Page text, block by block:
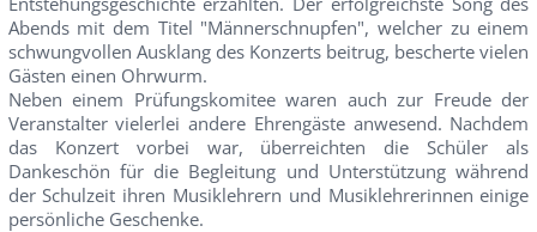
Abends mit dem Titel "Männerschnupfen", welcher zu einem
schwungvollen Ausklang des Konzerts beitrug, bescherte vielen
Gästen einen Ohrwurm.
Neben einem Prüfungskomitee waren auch zur Freude der
Veranstalter vielerlei andere Ehrengäste anwesend. Nachdem
das Konzert vorbei war, überreichten die Schüler als
Dankeschön für die Begleitung und Unterstützung während
der Schulzeit ihren Musiklehrern und Musiklehrerinnen einige
persönliche Geschenke.